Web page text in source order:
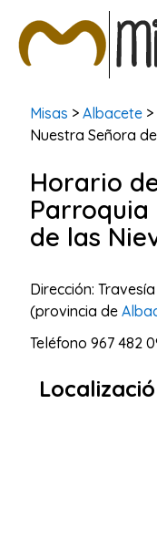
BUSCAR MISAS
Misas > Albacete >
Nuestra Señora
Horario
Parroquia
de las
Dirección:
(provincia de
Teléfono 967 482